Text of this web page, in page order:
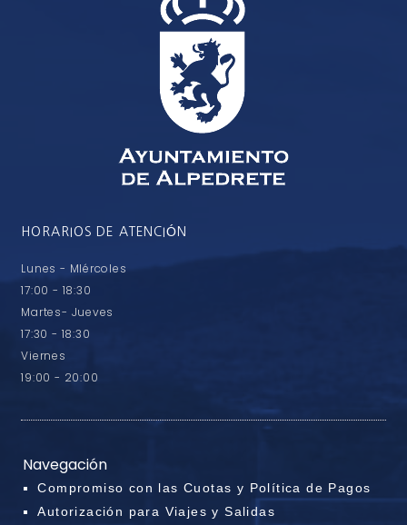
HORARIOS DE ATENCIÓN
Lunes - MIércoles
17:00 - 18:30
Martes- Jueves
17:30 - 18:30
Viernes
19:00 - 20:00
Navegación
Compromiso con las Cuotas y Política de Pagos
Autorización para Viajes y Salidas